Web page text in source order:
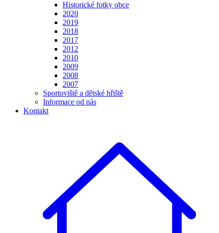
Historické fotky obce
2020
2019
2018
2017
2012
2010
2009
2008
2007
Sportoviště a dětské hřiště
Informace od nás
Kontakt